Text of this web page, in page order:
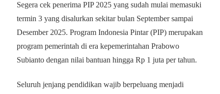
Segera cek penerima PIP 2025 yang sudah mulai memasuki
termin 3 yang disalurkan sekitar bulan September sampai
Desember 2025. Program Indonesia Pintar (PIP) merupakan
program pemerintah di era kepemerintahan Prabowo
Subianto dengan nilai bantuan hingga Rp 1 juta per tahun.
Seluruh jenjang pendidikan wajib berpeluang menjadi